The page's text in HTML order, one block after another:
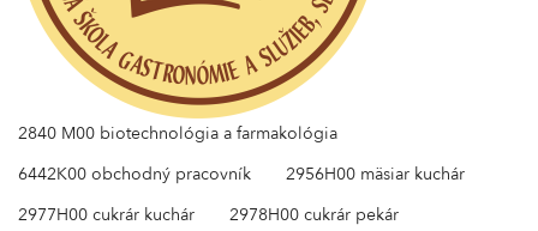
2840 M00 biotechnológia a farmakológia
6442K00 obchodný pracovník
2956H00 mäsiar kuchár
2977H00 cukrár kuchár
2978H00 cukrár pekár